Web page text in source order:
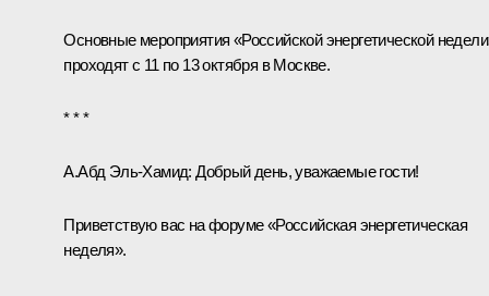
Основные мероприятия «Российской энергетической
проходят с 11 по 13 октября в Москве.
* * *
А.Абд Эль-Хамид:Добрый день, уважаемые гости!
Приветствую вас на форуме «Российская энергетическая
неделя».